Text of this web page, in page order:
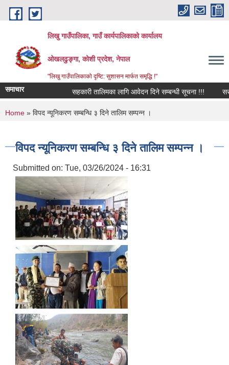
Skip to main content
लिखु गाउँपालिका, गाउँ कार्यपालिकाको कार्यालय
ओखलढुङ्गा, कोशी प्रदेश, नेपाल
"लिखु गाउँपालिकाको दृष्टि: सुशासन मार्फत समृद्धि !"
समाचार सहकारी तालिमका लागि आवेदन दिने सम्बन्धी सूचना !!!
You are here
Home » विपद न्यूनिकरण सम्बन्धि ३ दिने तालिम सम्पन्न ।
विपद न्यूनिकरण सम्बन्धि ३ दिने तालिम सम्पन्न ।
Submitted on: Tue, 03/26/2024 - 16:31